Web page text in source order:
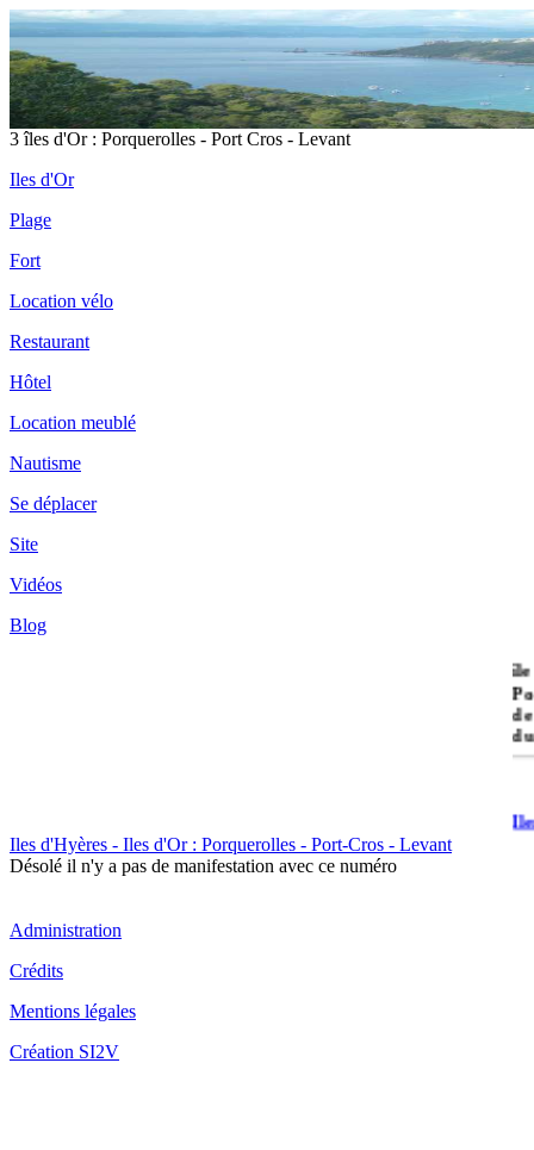
3 îles d'Or : Porquerolles - Port Cros - Levant
Iles d'Or
Plage
Fort
Location vélo
Restaurant
Hôtel
Location meublé
Nautisme
Se déplacer
Site
Vidéos
Blog
île
Iles d'Hyères - Iles d'Or : Porquerolles - Port-Cros - Levant
Désolé il n'y a pas de manifestation avec ce numéro
Administration
Crédits
Mentions légales
Création SI2V